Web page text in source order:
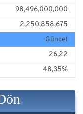
98,496,000,000
2,250,858,675
Güncel
26,22
48,35%